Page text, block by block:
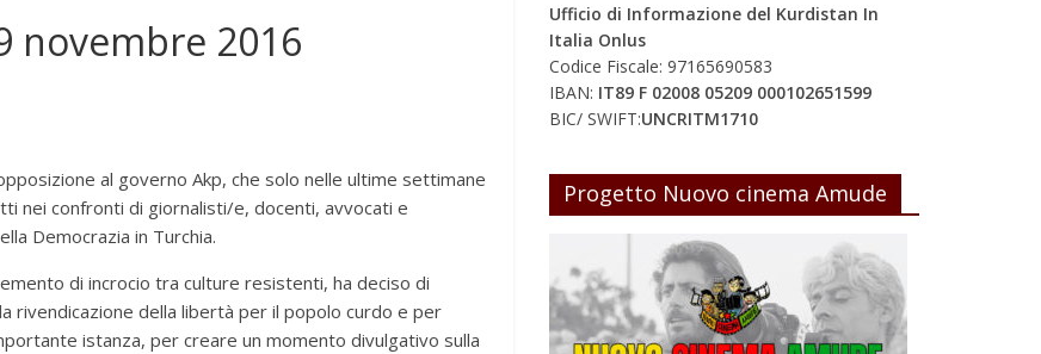
novembre 2016
al governo Akp, che solo nelle ultime settimane
nei confronti di giornalisti/e, docenti, avvocati e
Democrazia in Turchia.
di incrocio tra culture resistenti, ha deciso di
rivendicazione della libertà per il popolo curdo e per
istanza, per creare un momento divulgativo sulla
Ufficio di Informazione del Kurdistan In
Italia Onlus
Codice Fiscale: 97165690583
IBAN: IT89 F 02008 05209 000102651599
BIC/ SWIFT:UNCRITM1710
Progetto Nuovo cinema Amude